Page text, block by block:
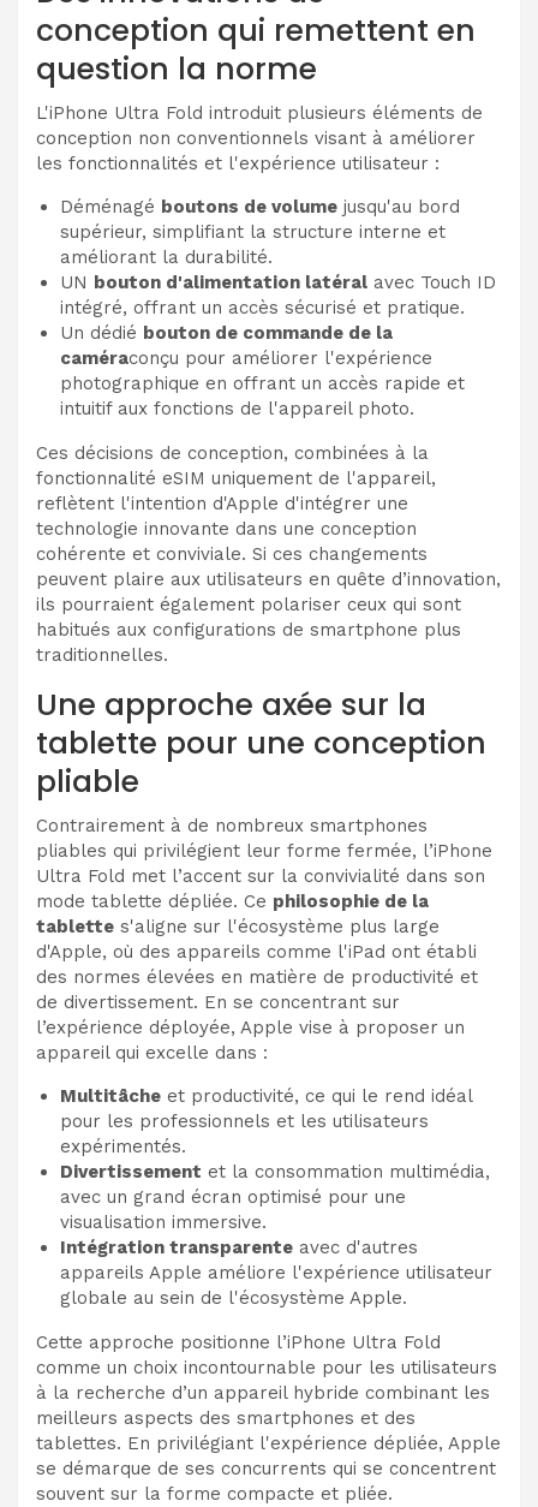
conception qui remettent en
question la norme
L'iPhone Ultra Fold introduit plusieurs éléments de
conception non conventionnels visant à améliorer
les fonctionnalités et l'expérience utilisateur :
Déménagé boutons de volume jusqu'au bord
supérieur, simplifiant la structure interne et
améliorant la durabilité.
UN bouton d'alimentation latéral avec Touch ID
intégré, offrant un accès sécurisé et pratique.
Un dédié bouton de commande de la
caméraconçu pour améliorer l'expérience
photographique en offrant un accès rapide et
intuitif aux fonctions de l'appareil photo.
Ces décisions de conception, combinées à la
fonctionnalité eSIM uniquement de l'appareil,
reflètent l'intention d'Apple d'intégrer une
technologie innovante dans une conception
cohérente et conviviale. Si ces changements
peuvent plaire aux utilisateurs en quête d’innovation,
ils pourraient également polariser ceux qui sont
habitués aux configurations de smartphone plus
traditionnelles.
Une approche axée sur la
tablette pour une conception
pliable
Contrairement à de nombreux smartphones
pliables qui privilégient leur forme fermée, l’iPhone
Ultra Fold met l’accent sur la convivialité dans son
mode tablette dépliée. Ce philosophie de la
tablette s'aligne sur l'écosystème plus large
d'Apple, où des appareils comme l'iPad ont établi
des normes élevées en matière de productivité et
de divertissement. En se concentrant sur
l’expérience déployée, Apple vise à proposer un
appareil qui excelle dans :
Multitâche et productivité, ce qui le rend idéal
pour les professionnels et les utilisateurs
expérimentés.
Divertissement et la consommation multimédia,
avec un grand écran optimisé pour une
visualisation immersive.
Intégration transparente avec d'autres
appareils Apple améliore l'expérience utilisateur
globale au sein de l'écosystème Apple.
Cette approche positionne l’iPhone Ultra Fold
comme un choix incontournable pour les utilisateurs
à la recherche d’un appareil hybride combinant les
meilleurs aspects des smartphones et des
tablettes. En privilégiant l'expérience dépliée, Apple
se démarque de ses concurrents qui se concentrent
souvent sur la forme compacte et pliée.